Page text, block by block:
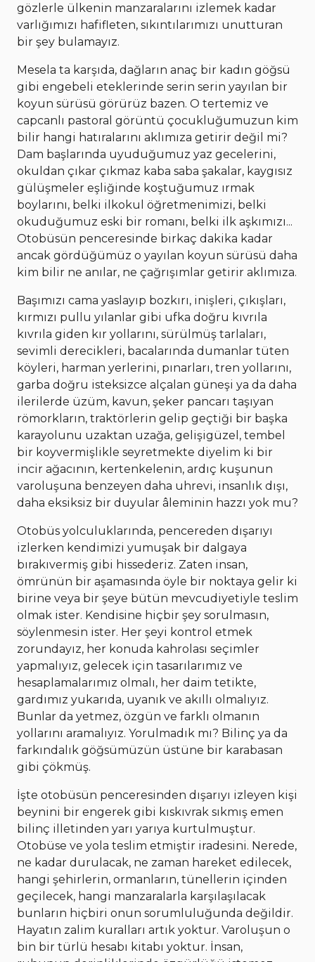
gözlerle ülkenin manzaralarını izlemek kadar
varlığımızı hafifleten, sıkıntılarımızı unutturan
bir şey bulamayız.
Mesela ta karşıda, dağların anaç bir kadın göğsü
gibi engebeli eteklerinde serin serin yayılan bir
koyun sürüsü görürüz bazen. O tertemiz ve
capcanlı pastoral görüntü çocukluğumuzun kim
bilir hangi hatıralarını aklımıza getirir değil mi?
Dam başlarında uyuduğumuz yaz gecelerini,
okuldan çıkar çıkmaz kaba saba şakalar, kaygısız
gülüşmeler eşliğinde koştuğumuz ırmak
boylarını, belki ilkokul öğretmenimizi, belki
okuduğumuz eski bir romanı, belki ilk aşkımızı...
Otobüsün penceresinde birkaç dakika kadar
ancak gördüğümüz o yayılan koyun sürüsü daha
kim bilir ne anılar, ne çağrışımlar getirir aklımıza.
Başımızı cama yaslayıp bozkırı, inişleri, çıkışları,
kırmızı pullu yılanlar gibi ufka doğru kıvrıla
kıvrıla giden kır yollarını, sürülmüş tarlaları,
sevimli derecikleri, bacalarında dumanlar tüten
köyleri, harman yerlerini, pınarları, tren yollarını,
garba doğru isteksizce alçalan güneşi ya da daha
ilerilerde üzüm, kavun, şeker pancarı taşıyan
römorkların, traktörlerin gelip geçtiği bir başka
karayolunu uzaktan uzağa, gelişigüzel, tembel
bir koyvermişlikle seyretmekte diyelim ki bir
incir ağacının, kertenkelenin, ardıç kuşunun
varoluşuna benzeyen daha uhrevi, insanlık dışı,
daha eksiksiz bir duyular âleminin hazzı yok mu?
Otobüs yolculuklarında, pencereden dışarıyı
izlerken kendimizi yumuşak bir dalgaya
bırakıvermiş gibi hissederiz. Zaten insan,
ömrünün bir aşamasında öyle bir noktaya gelir ki
birine veya bir şeye bütün mevcudiyetiyle teslim
olmak ister. Kendisine hiçbir şey sorulmasın,
söylenmesin ister. Her şeyi kontrol etmek
zorundayız, her konuda kahrolası seçimler
yapmalıyız, gelecek için tasarılarımız ve
hesaplamalarımız olmalı, her daim tetikte,
gardımız yukarıda, uyanık ve akıllı olmalıyız.
Bunlar da yetmez, özgün ve farklı olmanın
yollarını aramalıyız. Yorulmadık mı? Bilinç ya da
farkındalık göğsümüzün üstüne bir karabasan
gibi çökmüş.
İşte otobüsün penceresinden dışarıyı izleyen kişi
beynini bir engerek gibi kıskıvrak sıkmış emen
bilinç illetinden yarı yarıya kurtulmuştur.
Otobüse ve yola teslim etmiştir iradesini. Nerede,
ne kadar durulacak, ne zaman hareket edilecek,
hangi şehirlerin, ormanların, tünellerin içinden
geçilecek, hangi manzaralarla karşılaşılacak
bunların hiçbiri onun sorumluluğunda değildir.
Hayatın zalim kuralları artık yoktur. Varoluşun o
bin bir türlü hesabı kitabı yoktur. İnsan,